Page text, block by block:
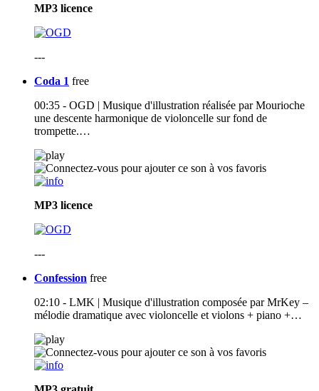
MP3 licence
---
Coda 1 free
00:35 - OGD | Musique d'illustration réalisée par Mourioche
une descente harmonique de violoncelle sur fond de
trompette.…
MP3 licence
---
Confession free
02:10 - LMK | Musique d'illustration composée par MrKey –
mélodie dramatique avec violoncelle et violons + piano +…